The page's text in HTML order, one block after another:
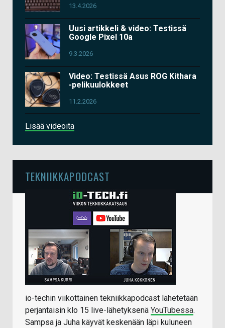
13.4.2026
Uusi artikkeli & video: Testissä
Google Pixel 10a
9.3.2026
Video: Testissä Asus ROG Kithara
-pelikuulokkeet
11.2.2026
Lisää videoita
TEKNIIKKAPODCAST
io-techin viikottainen tekniikkapodcast lähetetään
perjantaisin klo 15 live-lähetyksenä YouTubessa.
Sampsa ja Juha käyvät keskenään läpi kuluneen